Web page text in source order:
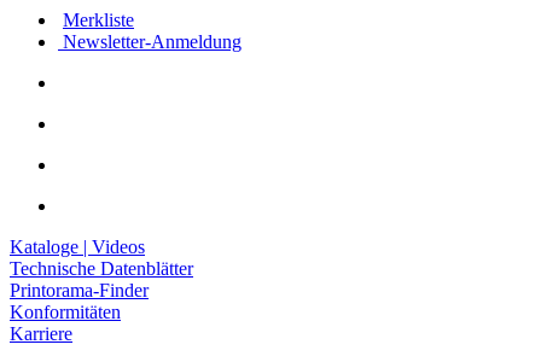
Merkliste
Newsletter-Anmeldung
Kataloge | Videos
Technische Datenblätter
Printorama-Finder
Konformitäten
Karriere